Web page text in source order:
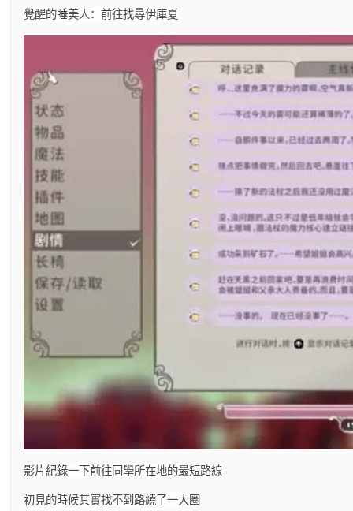
覺醒的睡美人：前往找尋伊庫夏
影片紀錄一下前往同學所在地的最短路線
初見的時候其實找不到路繞了一大圈